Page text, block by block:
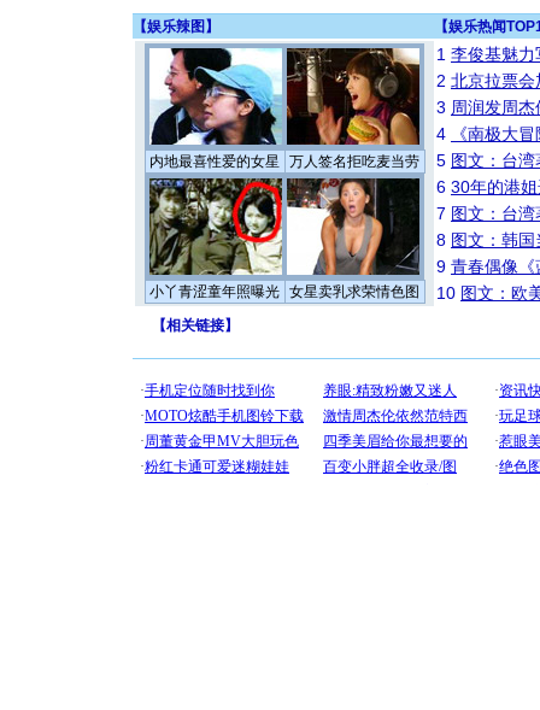
【娱乐辣图 】 【娱乐热闻
内地最喜性爱的女星 万人签名拒吃麦当劳
小丫青涩童年照曝光 女星卖乳求荣情色图
1 李俊基魅力
2 北京拉票
3 周润发周
4
《南极大
5 图文：台
6 30年的港
7 图文：台
8 图文：韩
9 青春偶像《
10 图文：欧
【相关链接】